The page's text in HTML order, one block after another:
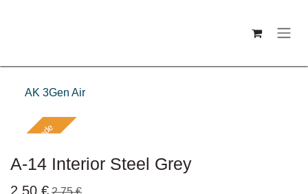
AK 3Gen Air
Sur commande
A-14 Interior Steel Grey
2,50 € 2,75€